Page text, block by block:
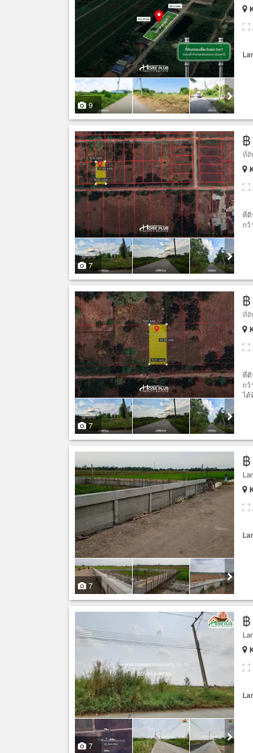
9
7
ที่ดิ
ที่ดิ
กว้
7
ที่ดิ
ที่ดิ
กว้
ได้
7
7